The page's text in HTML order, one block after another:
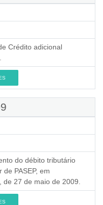
Crédito adicional
do débito tributário
PASEP, em
27 de maio de 2009.